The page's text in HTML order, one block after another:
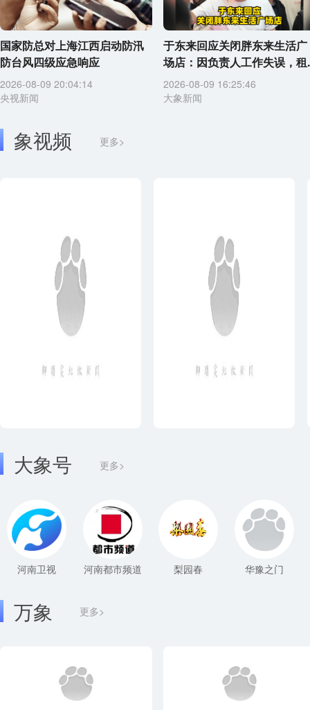
国家防总对上海江西启动防汛
防台风四级应急响应
2026-08-09 20:04:14
央视新闻
于东来回应关闭胖东来生活广
场店：因负责人工作失误，租
2026-08-09 16:25:46
大象新闻
象视频 更多>
大象号 更多>
河南卫视 河南都市频道 梨园春 华豫之门
更多>
万象